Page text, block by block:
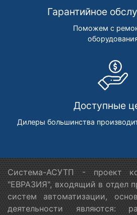
Гарантийное
Поможем с
Доступные
Дилеры большинства
Система-АСУТП - проект
"ЕВРАЗИЯ", входящий в отдел
систем автоматизации,
деятельности являются: